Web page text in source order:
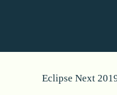
Eclipse Next